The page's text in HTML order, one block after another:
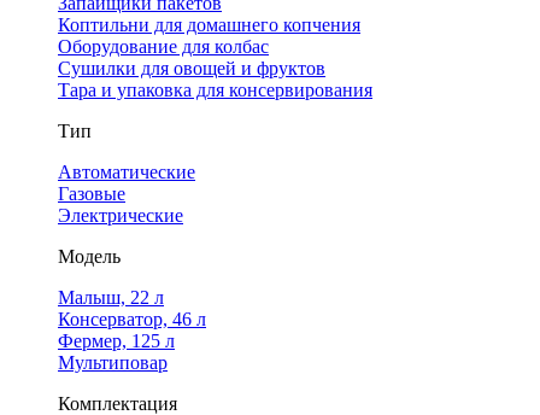
Коптильни для домашнего копчения
Оборудование для колбас
Сушилки для овощей и фруктов
Тара и упаковка для консервирования
Тип
Автоматические
Газовые
Электрические
Модель
Малыш, 22 л
Консерватор, 46 л
Фермер, 125 л
Мультиповар
Комплектация